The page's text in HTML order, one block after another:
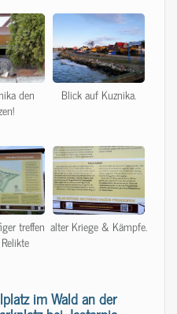
den
Blick auf Kuznika.
treffen alter Kriege & Kämpfe.
im Wald an der